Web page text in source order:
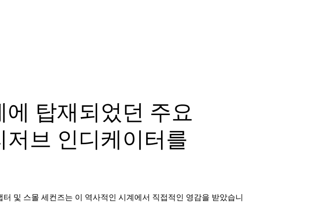
탑재되었던 주요
브 인디케이터를
및 스몰 세컨즈는 이 역사적인 시계에서 직접적인 영감을 받았습니